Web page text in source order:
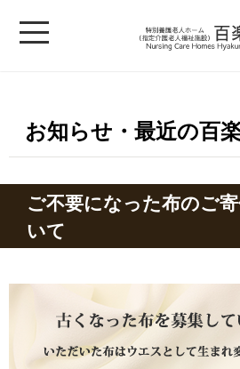
お知らせ・最近の百
ご不要になった布のご
いて